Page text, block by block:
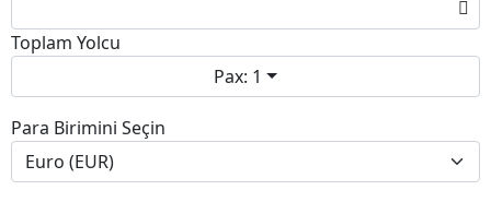
Toplam Yolcu
Pax: 1
Para Birimini Seçin